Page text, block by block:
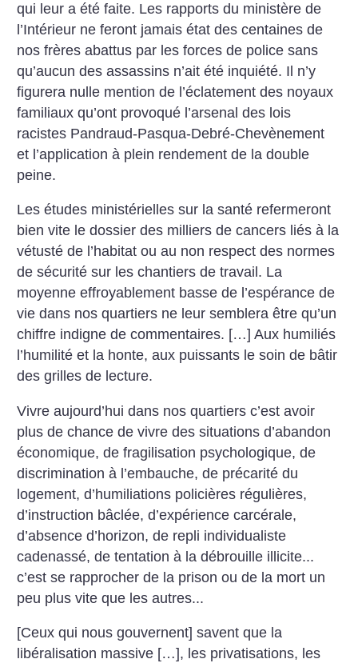
qui leur a été faite. Les rapports du ministère de
l’Intérieur ne feront jamais état des centaines de
nos frères abattus par les forces de police sans
qu’aucun des assassins n’ait été inquiété. Il n’y
figurera nulle mention de l’éclatement des noyaux
familiaux qu’ont provoqué l’arsenal des lois
racistes Pandraud-Pasqua-Debré-Chevènement
et l’application à plein rendement de la double
peine.
Les études ministérielles sur la santé refermeront
bien vite le dossier des milliers de cancers liés à la
vétusté de l’habitat ou au non respect des normes
de sécurité sur les chantiers de travail. La
moyenne effroyablement basse de l’espérance de
vie dans nos quartiers ne leur semblera être qu’un
chiffre indigne de commentaires. […] Aux humiliés
l’humilité et la honte, aux puissants le soin de bâtir
des grilles de lecture.
Vivre aujourd’hui dans nos quartiers c’est avoir
plus de chance de vivre des situations d’abandon
économique, de fragilisation psychologique, de
discrimination à l’embauche, de précarité du
logement, d’humiliations policières régulières,
d’instruction bâclée, d’expérience carcérale,
d’absence d’horizon, de repli individualiste
cadenassé, de tentation à la débrouille illicite...
c’est se rapprocher de la prison ou de la mort un
peu plus vite que les autres...
[Ceux qui nous gouvernent] savent que la
libéralisation massive […], les privatisations, les